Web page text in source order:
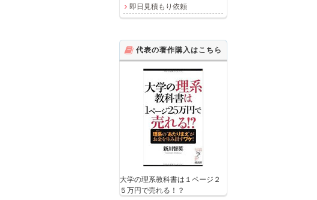
即日見積もり依頼
代表の著作購入はこちら
大学の理系教科書は１ページ２
５万円で売れる！？